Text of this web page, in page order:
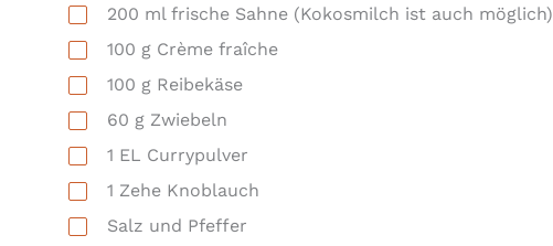
200 ml frische Sahne (Kokosmilch ist auch möglich)
100 g Crème fraîche
100 g Reibekäse
60 g Zwiebeln
1 EL Currypulver
1 Zehe Knoblauch
Salz und Pfeffer